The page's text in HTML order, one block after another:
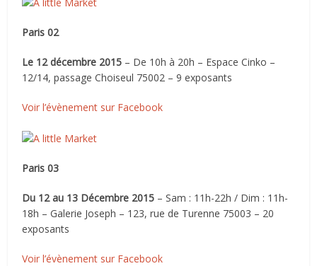
Paris 02
Le 12 décembre 2015 – De 10h à 20h – Espace Cinko –
12/14, passage Choiseul 75002 – 9 exposants
Voir l’évènement sur Facebook
Paris 03
Du 12 au 13 Décembre 2015 – Sam : 11h-22h / Dim : 11h-
18h – Galerie Joseph – 123, rue de Turenne 75003 – 20
exposants
Voir l’évènement sur Facebook